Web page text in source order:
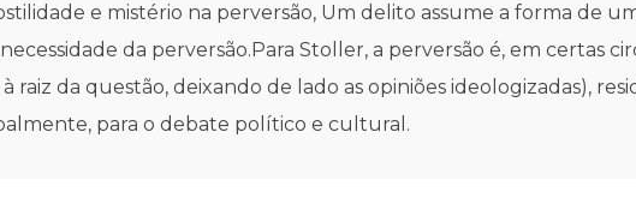
e mistério na perversão, Um delito assume a forma de
da perversão.Para Stoller, a perversão é, em certas
raiz da questão, deixando de lado as opiniões ideologizadas),
para o debate político e cultural.